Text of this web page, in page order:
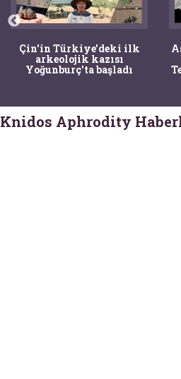
Çin'in Türkiye'deki ilk
arkeolojik kazısı
Yoğunburç'ta başladı
Knidos Aphrodity